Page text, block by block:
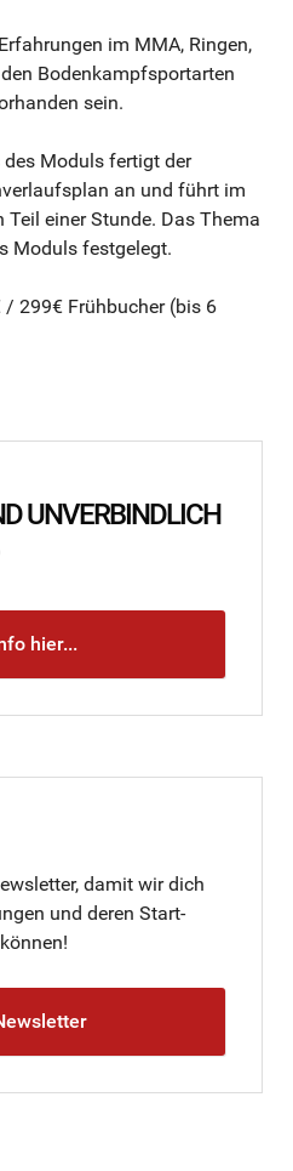
im MMA, Ringen,
Bodenkampfsportarten
sein.
Moduls fertigt der
an und führt im
einer Stunde. Das Thema
Moduls festgelegt.
/ 299€ Frühbucher (bis 6
UNVERBINDLICH
hier...
damit wir dich
und deren Start-